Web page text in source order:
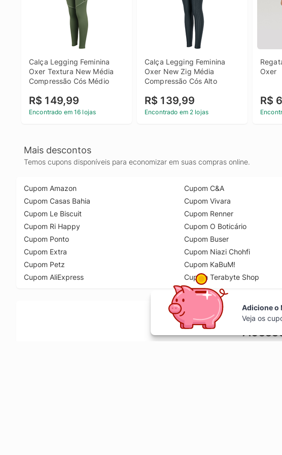
Calça Legging Feminina
Oxer Textura New Média
Compressão Cós Médio
R$ 149,99
Encontrado em 16 lojas
Calça Legging Feminina
Oxer New Zig Média
Compressão Cós Alto
R$ 139,99
Encontrado em 2 lojas
Oxer
R$
Mais descontos
Temos cupons disponíveis para economizar em suas compras online.
Cupom Amazon
Cupom Casas Bahia
Cupom Le Biscuit
Cupom Ri Happy
Cupom Ponto
Cupom Extra
Cupom Petz
Cupom AliExpress
Cupom C&A
Cupom Vivara
Cupom Renner
Cupom O Boticário
Cupom Buser
Cupom Niazi Chohfi
Cupom KaBuM!
Cupom Terabyte Shop
Adicione o
Veja os